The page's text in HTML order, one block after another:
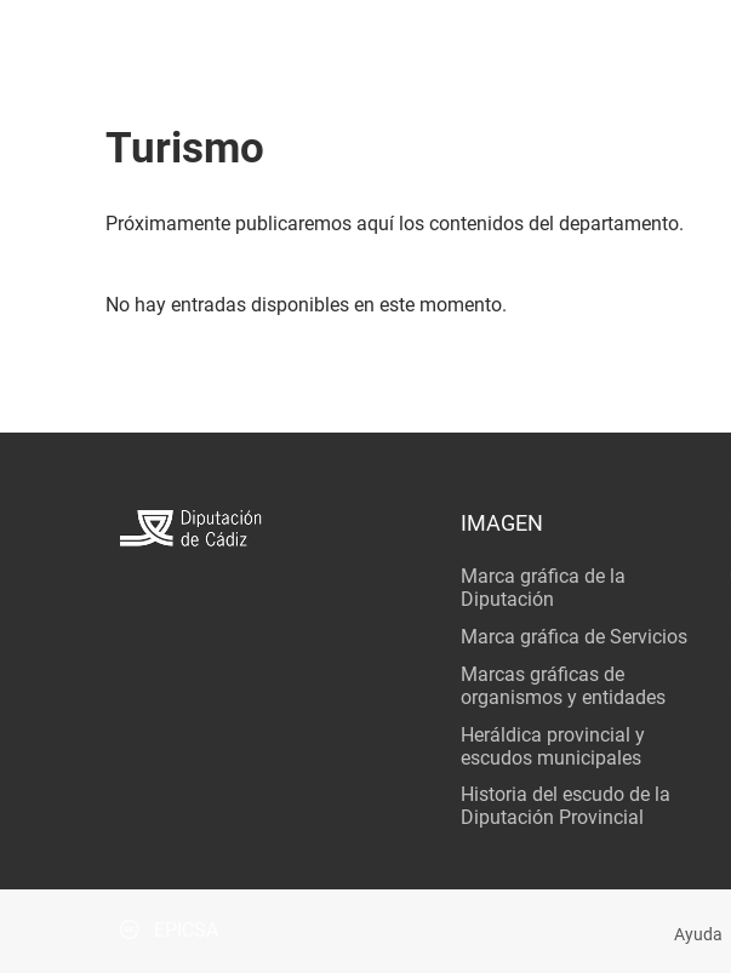
Turismo
Próximamente publicaremos aquí los contenidos del departamento.
No hay entradas disponibles en este momento.
IMAGEN
Marca gráfica de la
Diputación
Marca gráfica de Servicios
Marcas gráficas de
organismos y entidades
Heráldica provincial y
escudos municipales
Historia del escudo de la
Diputación Provincial
Ayuda